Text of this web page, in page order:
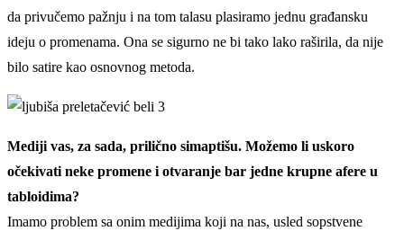
da privučemo pažnju i na tom talasu plasiramo jednu građansku
ideju o promenama. Ona se sigurno ne bi tako lako raširila, da nije
bilo satire kao osnovnog metoda.
Mediji vas, za sada, prilično simaptišu. Možemo li uskoro
očekivati neke promene i otvaranje bar jedne krupne afere u
tabloidima?
Imamo problem sa onim medijima koji na nas, usled sopstvene